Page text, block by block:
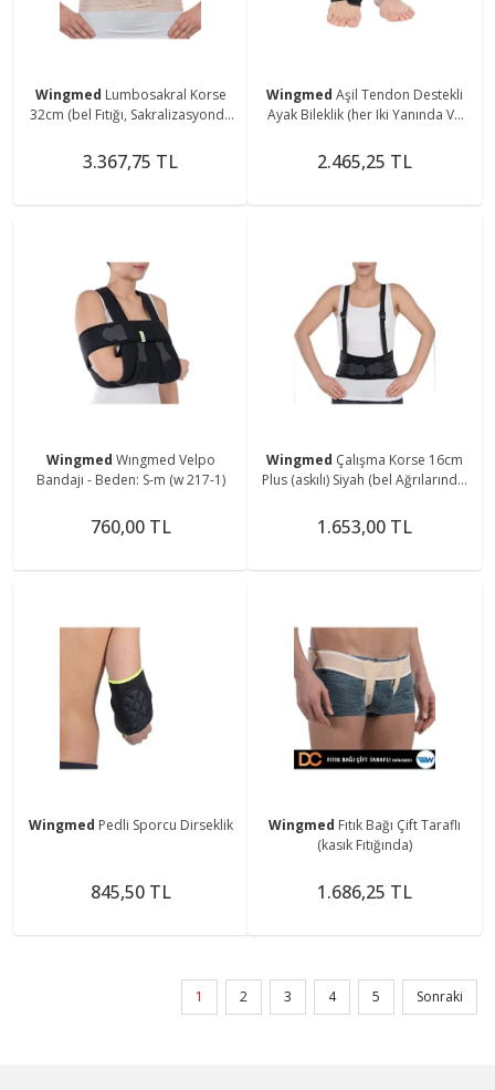
Wingmed Lumbosakral Korse
32cm (bel Fıtığı, Sakralizasyonda
3.367,75 TL
Wingmed Aşil Tendon Destekli
Ayak Bileklik (her Iki Yanında Ve
Sunar)
2.465,25 TL
Wingmed Wıngmed Velpo
Bandajı - Beden: S-m (w 217-1)
760,00 TL
Wingmed Çalışma Korse 16cm
Plus (askılı) Siyah (bel Ağrılarında,
1.653,00 TL
Wingmed Pedli Sporcu Dirseklik
845,50 TL
Wingmed Fıtık Bağı Çift Taraflı
(kasık Fıtığında)
1.686,25 TL
1 2 3 4 5 Sonraki